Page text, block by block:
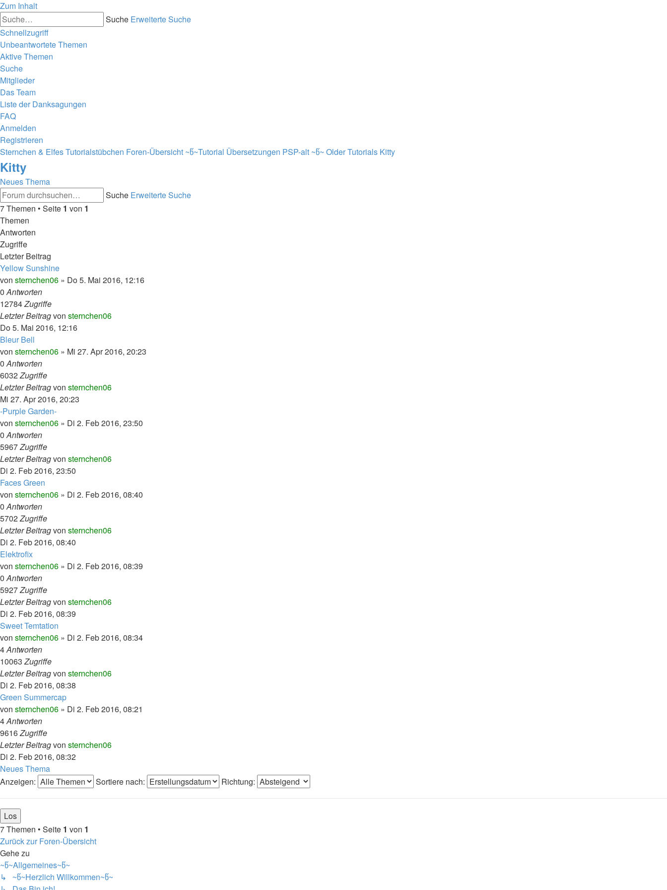
Zum Inhalt
Suche Erweiterte Suche
Schnellzugriff
Unbeantwortete Themen
Aktive Themen
Suche
Mitglieder
Das Team
Liste der Danksagungen
FAQ
Anmelden
Registrieren
Sternchen & Elfes Tutorialstübchen Foren-Übersicht ~წ~Tutorial Übersetzungen PSP-alt ~წ~ Older Tutorials Kitty
Kitty
Neues Thema
Suche Erweiterte Suche
7 Themen • Seite 1 von 1
Themen
Antworten
Zugriffe
Letzter Beitrag
Yellow Sunshine
von sternchen06 » Do 5. Mai 2016, 12:16
0Antworten
12784Zugriffe
Letzter Beitragvon sternchen06
Do 5. Mai 2016, 12:16
Bleur Bell
von sternchen06 » Mi 27. Apr 2016, 20:23
0Antworten
6032Zugriffe
Letzter Beitragvon sternchen06
Mi 27. Apr 2016, 20:23
-Purple Garden-
von sternchen06 » Di 2. Feb 2016, 23:50
0Antworten
5967Zugriffe
Letzter Beitragvon sternchen06
Di 2. Feb 2016, 23:50
Faces Green
von sternchen06 » Di 2. Feb 2016, 08:40
0Antworten
5702Zugriffe
Letzter Beitragvon sternchen06
Di 2. Feb 2016, 08:40
Elektrofix
von sternchen06 » Di 2. Feb 2016, 08:39
0Antworten
5927Zugriffe
Letzter Beitragvon sternchen06
Di 2. Feb 2016, 08:39
Sweet Temtation
von sternchen06 » Di 2. Feb 2016, 08:34
4Antworten
10063Zugriffe
Letzter Beitragvon sternchen06
Di 2. Feb 2016, 08:38
Green Summercap
von sternchen06 » Di 2. Feb 2016, 08:21
4Antworten
9616Zugriffe
Letzter Beitragvon sternchen06
Di 2. Feb 2016, 08:32
Neues Thema
Anzeigen:
Sortiere nach: Richtung:
7 Themen • Seite 1 von 1
Zurück zur Foren-Übersicht
Gehe zu
~წ~Allgemeines~წ~
↳ ~წ~Herzlich Willkommen~წ~